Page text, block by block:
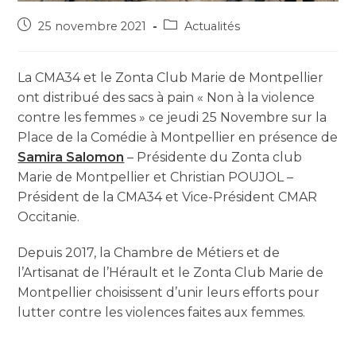
25 novembre 2021 Actualités
La CMA34 et le Zonta Club Marie de Montpellier
ont distribué des sacs à pain « Non à la violence
contre les femmes » ce jeudi 25 Novembre sur la
Place de la Comédie à Montpellier en présence de
Samira Salomon – Présidente du Zonta club
Marie de Montpellier et Christian POUJOL –
Président de la CMA34 et Vice-Président CMAR
Occitanie.
Depuis 2017, la Chambre de Métiers et de
l’Artisanat de l’Hérault et le Zonta Club Marie de
Montpellier choisissent d’unir leurs efforts pour
lutter contre les violences faites aux femmes.